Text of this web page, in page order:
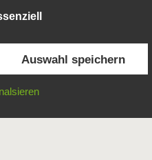
Connie Gerharz
Auswahl speichern